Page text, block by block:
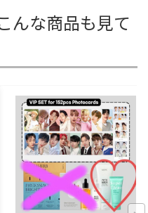
んな商品も見て